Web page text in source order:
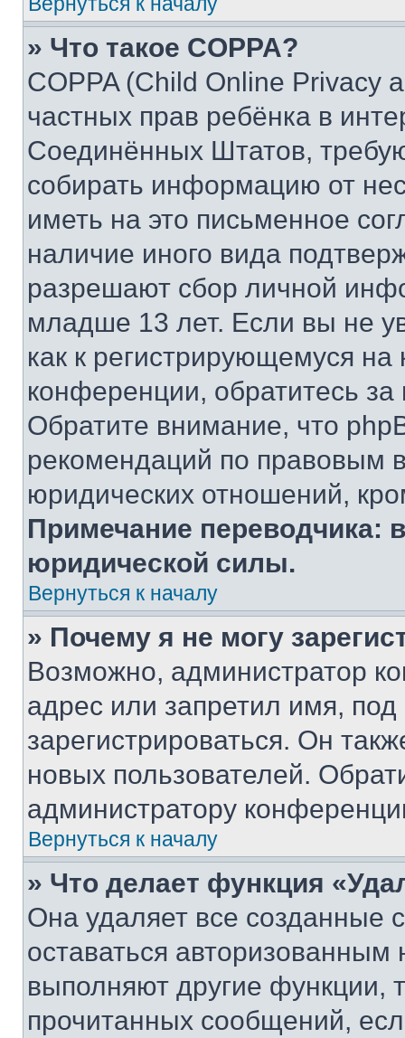
» Что такое COPPA?
COPPA (Child Online Privacy
частных прав ребёнка в
Соединённых Штатов,
собирать информацию от
иметь на это письменное
наличие иного вида
разрешают сбор личной
младше 13 лет. Если вы не
как к регистрирующемуся
конференции, обратитесь
Обратите внимание, что
рекомендаций по правовым
юридических отношений,
Примечание переводчика:
юридической силы.
Вернуться к началу
» Почему я не могу
Возможно, администратор
адрес или запретил имя,
зарегистрироваться. Он
новых пользователей.
администратору
Вернуться к началу
» Что делает функция
Она удаляет все созданные
оставаться
выполняют другие функции,
прочитанных сообщений,